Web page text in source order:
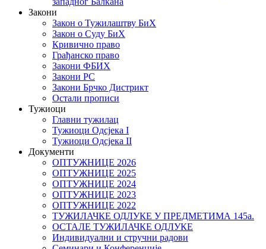
Закони
Закон о Тужилаштву БиХ
Закон о Суду БиХ
Кривично право
Грађанско право
Закони ФБИХ
Закони РС
Закони Брчко Дистрикт
Остали прописи
Тужиоци
Главни тужилац
Тужиоци Oдсјекa I
Тужиоци Oдсјекa II
Документи
ОПТУЖНИЦЕ 2026
ОПТУЖНИЦЕ 2025
ОПТУЖНИЦЕ 2024
ОПТУЖНИЦЕ 2023
ОПТУЖНИЦЕ 2022
ТУЖИЛАЧКЕ ОДЛУКЕ У ПРЕДМЕТИМА 145а.
ОСТАЛЕ ТУЖИЛАЧКЕ ОДЛУКЕ
Индивидуални и стручни радови